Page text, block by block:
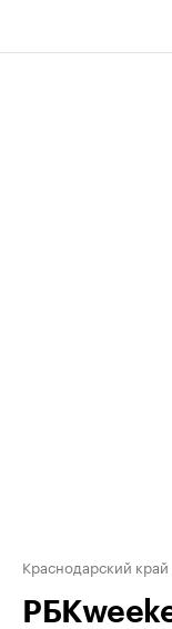
Краснодарский край